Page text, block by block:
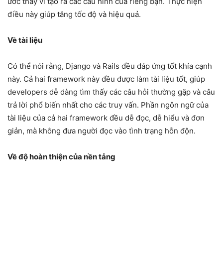
điều này giúp tăng tốc độ và hiệu quả.
Về tài liệu
Có thể nói rằng, Django và Rails đều đáp ứng tốt khía cạnh
này. Cả hai framework này đều được làm tài liệu tốt, giúp
developers dễ dàng tìm thấy các câu hỏi thường gặp và câu
trả lời phổ biến nhất cho các truy vấn. Phần ngôn ngữ của
tài liệu của cả hai framework đều dễ đọc, dễ hiểu và đơn
giản, mà không đưa người đọc vào tình trạng hỗn độn.
Về độ hoàn thiện của nền tảng